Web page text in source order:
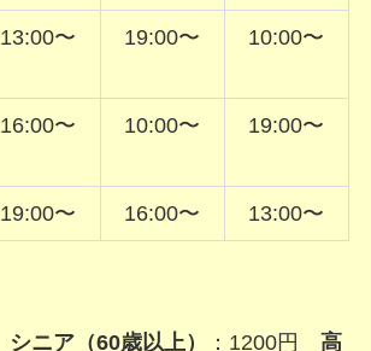
13:00〜 19:00〜 10:00〜
16:00〜 10:00〜 19:00〜
19:00〜 16:00〜 13:00〜
シニア（60歳以上） ：1200円 高